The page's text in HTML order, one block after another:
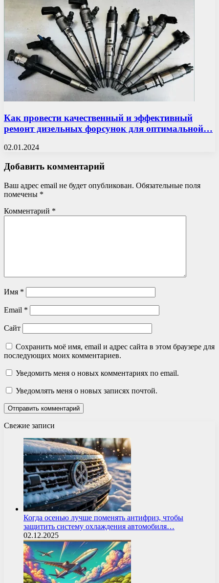
Как провести качественный и эффективный
ремонт дизельных форсунок для оптимальной…
02.01.2024
Добавить комментарий
Ваш адрес email не будет опубликован. Обязательные поля
помечены *
Комментарий *
Имя *
Email *
Сайт
Сохранить моё имя, email и адрес сайта в этом браузере для
последующих моих комментариев.
Уведомить меня о новых комментариях по email.
Уведомлять меня о новых записях почтой.
Свежие записи
Когда осенью лучше поменять антифриз, чтобы
защитить систему охлаждения автомобиля…
02.12.2025